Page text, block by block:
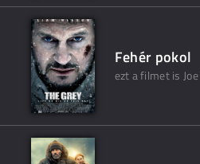
Fehér pokol
ezt a filmet is